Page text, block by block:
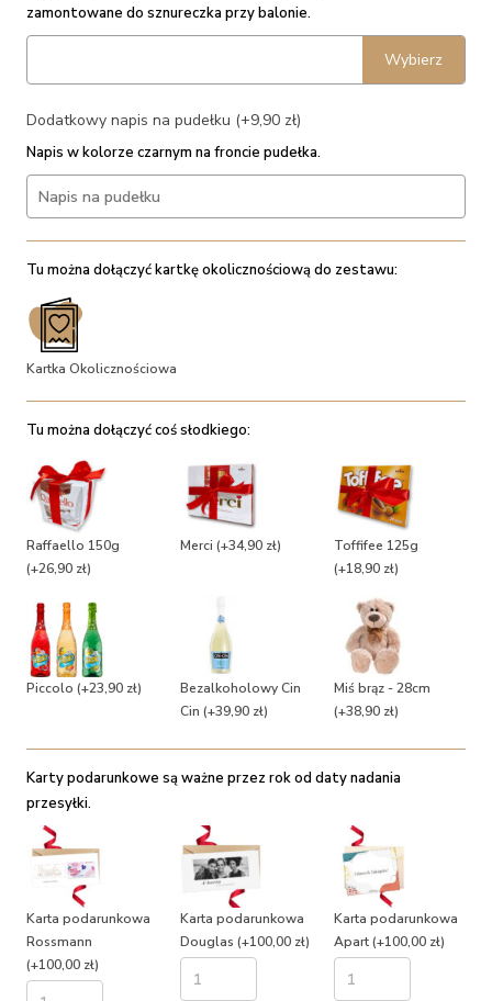
zamontowane do sznureczka przy balonie.
Wybierz
Dodatkowy napis na pudełku (+9,90 zł)
Napis w kolorze czarnym na froncie pudełka.
Tu można dołączyć kartkę okolicznościową do zestawu:
Kartka Okolicznościowa
Tu można dołączyć coś słodkiego:
Raffaello 150g
(+26,90 zł)
Merci (+34,90 zł)
Toffifee 125g
(+18,90 zł)
Piccolo (+23,90 zł)
Bezalkoholowy Cin
Cin (+39,90 zł)
Miś brąz - 28cm
(+38,90 zł)
Karty podarunkowe są ważne przez rok od daty nadania
przesyłki.
Karta podarunkowa
Rossmann
(+100,00 zł)
Karta podarunkowa
Douglas (+100,00 zł)
Karta podarunkowa
Apart(+100,00 zł)